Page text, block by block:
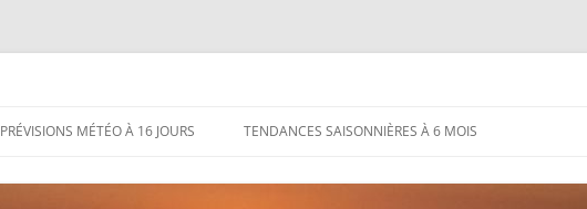
PRÉVISIONS MÉTÉO À 16 JOURS TENDANCES SAISONNIÈRES À 6 MOIS